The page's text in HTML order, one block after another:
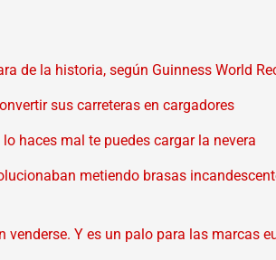
de la historia, según Guinness World
sus carreteras en cargadores
haces mal te puedes cargar la nevera
metiendo brasas
Y es un palo para las marcas